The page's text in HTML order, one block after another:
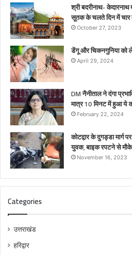
श्री बदरीनाथ-
सूतक के चलते दिन में चार
October 27, 2023
डेंगू और चिकनगुनिया को
April 29, 2024
DM नैनीताल ने दंगा
मात्र 10 मिनट में हुआ ये
February 22, 2024
कोटद्वार के दुगड्डा मार्ग
युवक, बाइक रपटने से
November 16, 2023
Categories
उत्तराखंड
हरिद्वार